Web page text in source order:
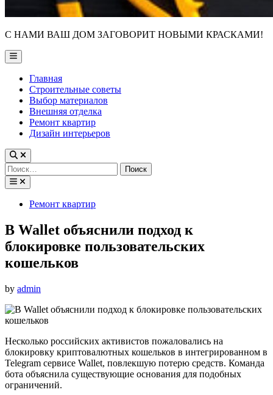
С НАМИ ВАШ ДОМ ЗАГОВОРИТ НОВЫМИ КРАСКАМИ!
Main
Menu
Главная
Строительные советы
Выбор материалов
Внешняя отделка
Ремонт квартир
Дизайн интерьеров
Найти:
PostedРемонт квартир
В Wallet объяснили подход к
блокировке пользовательских
кошельков
by admin
Несколько российских активистов пожаловались на
блокировку криптовалютных кошельков в интегрированном в
Telegram сервисе Wallet, повлекшую потерю средств. Команда
бота объяснила существующие основания для подобных
ограничений.